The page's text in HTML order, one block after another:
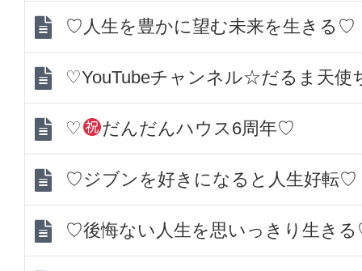
♡人生を豊かに望む未来を生きる♡
♡YouTubeチャンネル☆だるま天
♡ だんだんハウス6周年♡
♡ジブンを好きになると人生好転♡
♡後悔ない人生を思いっきり生き